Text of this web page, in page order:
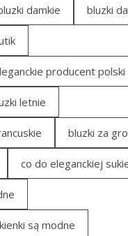
damkie bluzki
producent polski
letnie
bluzki za
co do eleganckiej
są modne